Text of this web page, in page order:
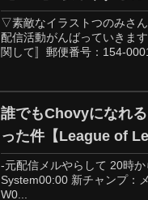
▽素敵なイラストつのみさ
配信活動がんばっていきま
関して〛郵便番号：154-
誰でもChovyになれ
った件【League of
-元配信メルやらして 20時
System00:00 新チャンプ：
W0...